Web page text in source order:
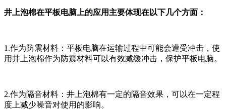
井上泡棉在平板电脑上的应用主要体现在以下几个方面：
1.作为防震材料：平板电脑在运输过程中可能会遭受冲击，使
用井上泡棉作为防震材料可以有效减缓冲击，保护平板电脑。
2.作为隔音材料：井上泡棉有一定的隔音效果，可以在一定程
度上减少噪音对使用的影响。